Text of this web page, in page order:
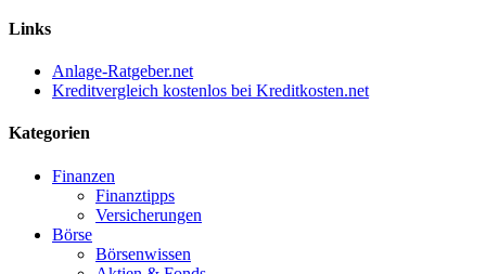
Links
Anlage-Ratgeber.net
Kreditvergleich kostenlos bei Kreditkosten.net
Kategorien
Finanzen
Finanztipps
Versicherungen
Börse
Börsenwissen